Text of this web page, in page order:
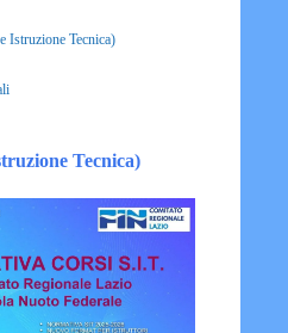
Istruzione Tecnica)
Tecnica)